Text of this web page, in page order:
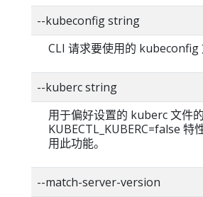
--kubeconfig string
CLI 请求要使用的 kubeconfig
--kuberc string
用于偏好设置的 kuberc 文件
KUBECTL_KUBERC=false
用此功能。
--match-server-version